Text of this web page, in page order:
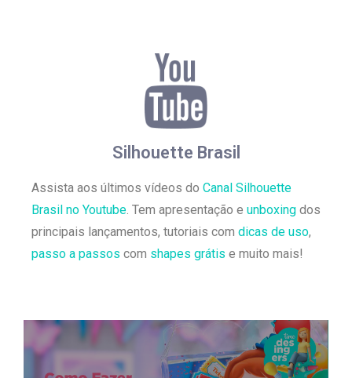
Silhouette Brasil
Assista aos últimos vídeos do Canal Silhouette
Brasil no Youtube. Tem apresentação e unboxing dos
principais lançamentos, tutoriais com dicas de uso,
passo a passos com shapes grátis e muito mais!